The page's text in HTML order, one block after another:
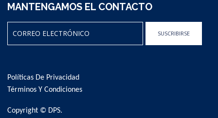
MANTENGAMOS EL CONTACTO
Our
Newsletter:
SUSCRIBIRSE
Políticas De Privacidad
Términos Y Condiciones
Copyright © DPS.